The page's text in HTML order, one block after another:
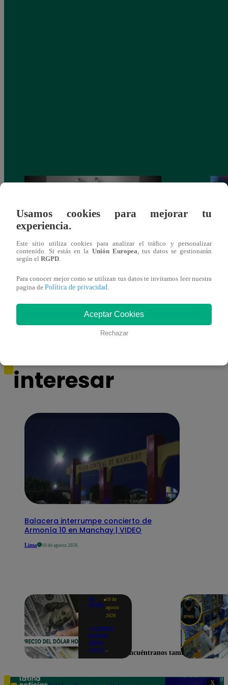
X
tras denunciar negligencia médica
2023
interesar
Balacera interrumpe concierto de
Armonía 10 en Manchay | VIDEO
Lima 10 de agosto 2026
Te
ayudo
10 de
agosto
2026
¿Cuánto
está el
dólar
HOY?
este lunes
Usamos cookies para mejorar tu
experiencia.
Este sitio utiliza cookies para analizar el tráfico y personalizar
contenido. Si estás en la Unión Europea, tus datos se gestionarán
según el RGPD.
Para conocer mejor como se utilizan tus datos te invitamos leer nuestra
pagina de Política de privacidad.
Aceptar Cookies
Rechazar
Encuéntranos también en
Teléfono: 219